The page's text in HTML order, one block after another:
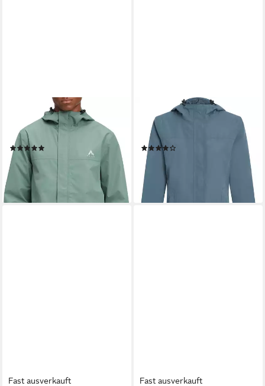
MCKINLEY
Regenjacke He.-Regenjacke
Carlide II M
ab 59,99 €
lieferbar - in 2-3 Werktagen bei dir
MCKINLEY
Regenjacke Da.-Regenjacke
Carlide W BLUE DARK
59,99 €
lieferbar - in 2-3 Werktagen bei dir
Fast ausverkauft Fast ausverkauft